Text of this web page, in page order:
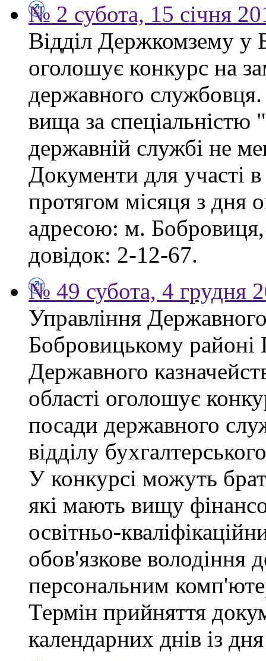
№ 2 субота, 15 січня
Відділ Держкомзему у
оголошує конкурс на
державного
вища за
державній службі не
Документи для участі
протягом місяця з дня
адресою: м.
довідок: 2-12-67.
№ 49 субота, 4 грудня
Управління
Бобровицькому районі
Державного
області оголошує
посади державного
відділу
У конкурсі можуть
які мають вищу
освітньо-
обов'язкове
персональним
Термін прийняття
календарних днів із